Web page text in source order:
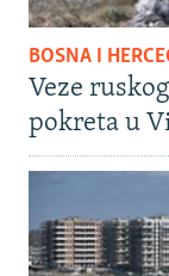
BOSNA I
Veze
pokreta u